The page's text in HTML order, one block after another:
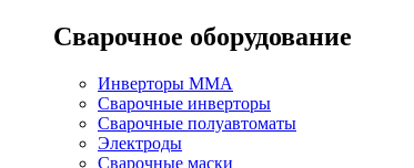
Сварочное оборудование
Инверторы MMA
Сварочные инверторы
Сварочные полуавтоматы
Электроды
Сварочные маски